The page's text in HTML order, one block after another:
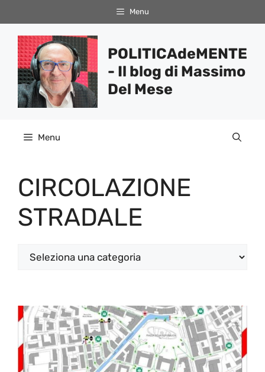
al
contenuto
Menu
POLITICAdeMENTE
- Il blog di Massimo
Del Mese
Menu
CIRCOLAZIONE
STRADALE
Categorie